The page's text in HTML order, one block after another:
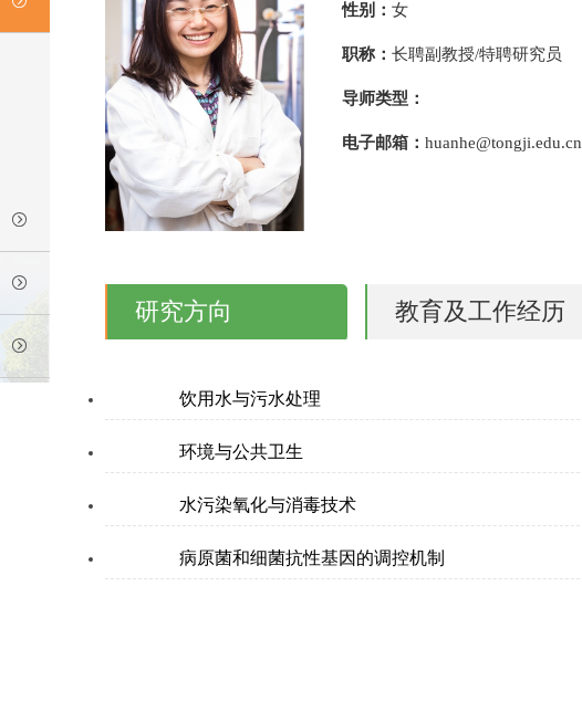
性别： 女
职称： 长聘副教授/特聘研究员
导师类型：
电子邮箱： huanhe@tongji.edu.cn
研究方向 教育及工作经历
饮用水与污水处理
环境与公共卫生
水污染氧化与消毒技术
病原菌和细菌抗性基因的调控机制